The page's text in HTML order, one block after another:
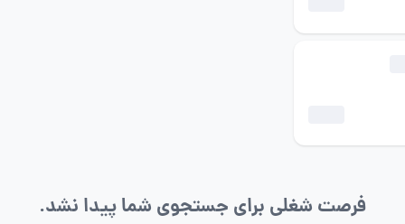
فرصت شغلی برای جستجوی شما پیدا نشد.